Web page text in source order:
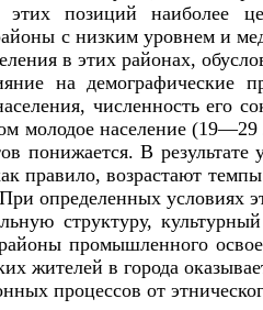
позиций наиболее
с низким уровнем и
в этих районах,
на демографические
численность его
молодое население
понижается. В
правило, возрастают
определенных условиях
структуру,
промышленного
жителей в города
процессов от